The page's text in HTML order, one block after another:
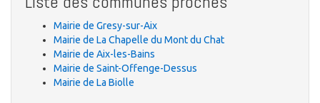
Mairie de Gresy-sur-Aix
Mairie de La Chapelle du Mont du Chat
Mairie de Aix-les-Bains
Mairie de Saint-Offenge-Dessus
Mairie de La Biolle